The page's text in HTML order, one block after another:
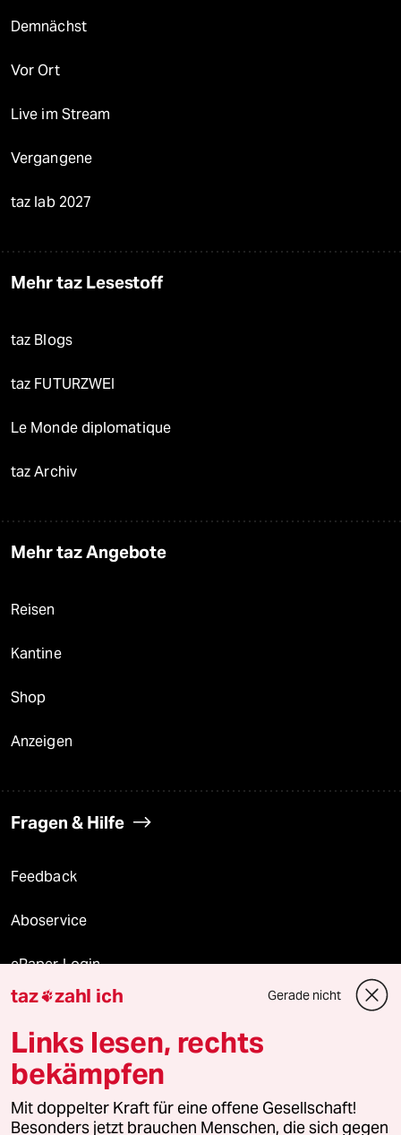
Demnächst
Vor Ort
Live im Stream
Vergangene
taz lab 2027
Mehr taz Lesestoff
taz Blogs
taz FUTURZWEI
Le Monde diplomatique
taz Archiv
Mehr taz Angebote
Reisen
Kantine
Shop
Anzeigen
Fragen & Hilfe
Feedback
Aboservice
ePaper Login
Downloads für Abonnierende
© 2026 taz Verlags und Vertriebs GmbH
Alle Rechte vorbehalten. Bei rechtlichen Fragen oder für Genehmigungen
wenden Sie sich bitte an
lizenzen@taz.de
taz zahl ich Gerade nicht
Links lesen, rechts
bekämpfen
Mit doppelter Kraft für eine offene Gesellschaft!
Besonders jetzt brauchen Menschen, die sich gegen